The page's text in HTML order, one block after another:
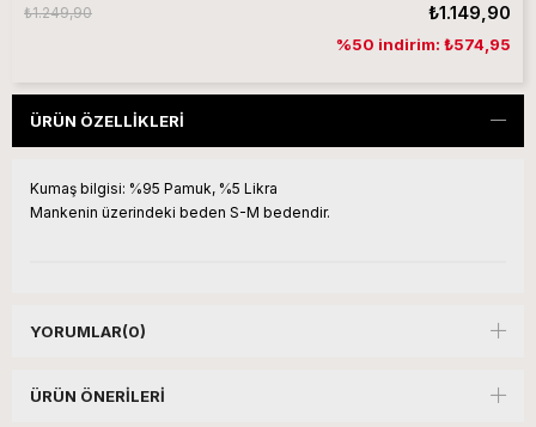
₺1.149,90
₺1.249,90
%50 indirim: ₺574,95
ÜRÜN ÖZELLIKLERI
Kumaş bilgisi: %95 Pamuk, %5 Likra
Mankenin üzerindeki beden S-M bedendir.
YORUMLAR(0)
ÜRÜN ÖNERILERI